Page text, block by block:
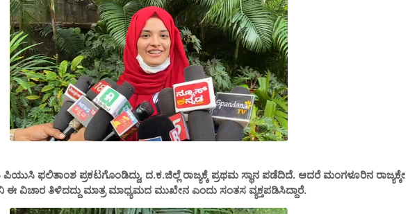
ಫಲಿತಾಂಶ ಪ್ರಕಟಗೊಂಡಿದ್ದು, ದ.ಕ.ಜಿಲ್ಲೆ ರಾಜ್ಯಕ್ಕೆ ಪ್ರಥಮ ಸ್ಥಾನ ಪಡೆದಿದೆ. ಆದರೆ ಮಂಗಳೂರಿನ ರಾಜ್ಯಕ್ಕೇ
ವಿಚಾರ ತಿಳಿದದ್ದು ಮಾತ್ರ ಮಾಧ್ಯಮದ ಮುಖೇನ ಎಂದು ಸಂತಸ ವ್ಯಕ್ತಪಡಿಸಿದ್ದಾರೆ.